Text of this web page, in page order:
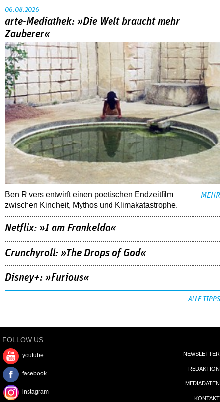
06.08.2026
arte-Mediathek: »Die Welt braucht mehr
Zauberer«
Ben Rivers entwirft einen poetischen Endzeitfilm
zwischen Kindheit, Mythos und Klimakatastrophe.
MEHR
Netflix: »I am Frankelda«
Crunchyroll: »The Drops of God«
Disney+: »Furious«
ALLE TIPPS
FOLLOW US
youtube
facebook
instagram
NEWSLETTER
REDAKTION
MEDIADATEN
KONTAKT